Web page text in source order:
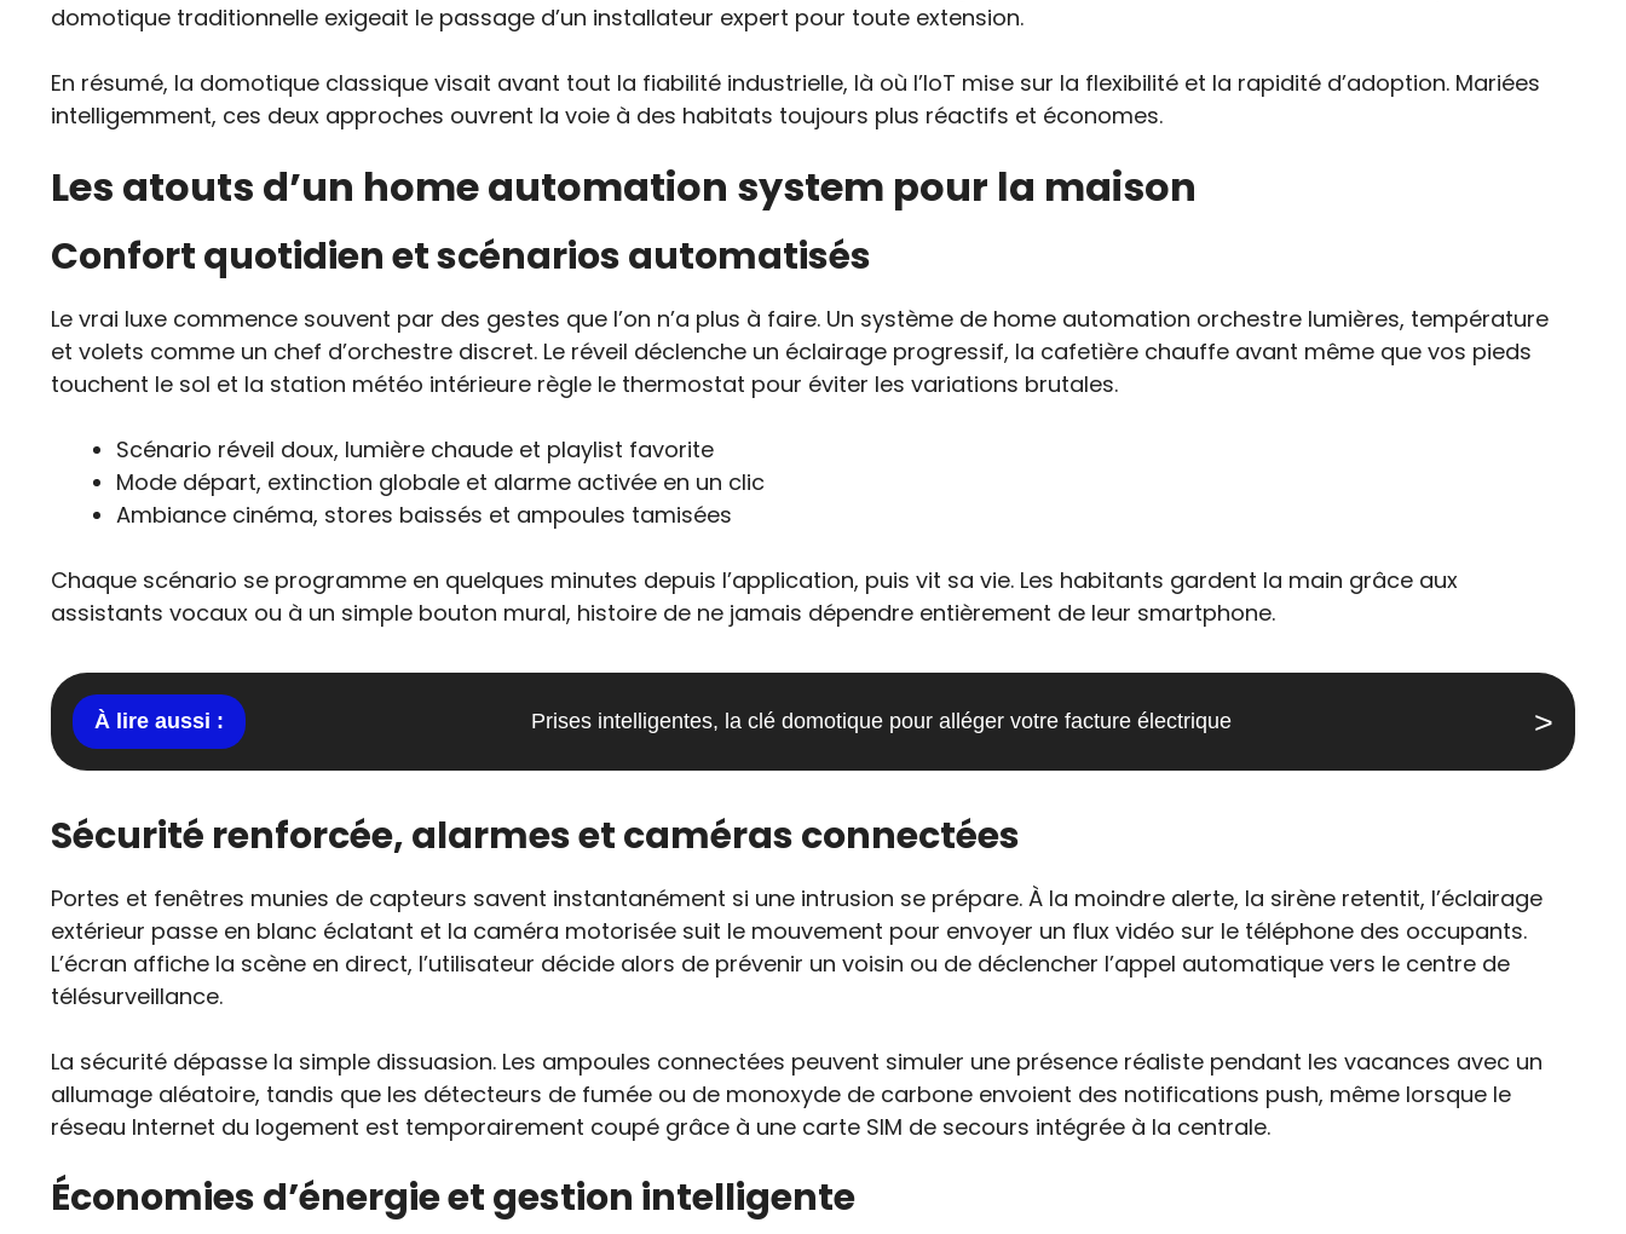
domotique traditionnelle exigeait le passage d’un installateur expert pour toute extension.
En résumé, la domotique classique visait avant tout la fiabilité industrielle, là où l’IoT mise sur la flexibilité et la rapidité d’adoption. Mariées
intelligemment, ces deux approches ouvrent la voie à des habitats toujours plus réactifs et économes.
Les atouts d’un home automation system pour la maison
Confort quotidien et scénarios automatisés
Le vrai luxe commence souvent par des gestes que l’on n’a plus à faire. Un système de home automation orchestre lumières, température
et volets comme un chef d’orchestre discret. Le réveil déclenche un éclairage progressif, la cafetière chauffe avant même que vos pieds
touchent le sol et la station météo intérieure règle le thermostat pour éviter les variations brutales.
Scénario réveil doux, lumière chaude et playlist favorite
Mode départ, extinction globale et alarme activée en un clic
Ambiance cinéma, stores baissés et ampoules tamisées
Chaque scénario se programme en quelques minutes depuis l’application, puis vit sa vie. Les habitants gardent la main grâce aux
assistants vocaux ou à un simple bouton mural, histoire de ne jamais dépendre entièrement de leur smartphone.
Prises intelligentes, la clé domotique pour alléger votre facture électrique
Sécurité renforcée, alarmes et caméras connectées
Portes et fenêtres munies de capteurs savent instantanément si une intrusion se prépare. À la moindre alerte, la sirène retentit, l’éclairage
extérieur passe en blanc éclatant et la caméra motorisée suit le mouvement pour envoyer un flux vidéo sur le téléphone des occupants.
L’écran affiche la scène en direct, l’utilisateur décide alors de prévenir un voisin ou de déclencher l’appel automatique vers le centre de
télésurveillance.
La sécurité dépasse la simple dissuasion. Les ampoules connectées peuvent simuler une présence réaliste pendant les vacances avec un
allumage aléatoire, tandis que les détecteurs de fumée ou de monoxyde de carbone envoient des notifications push, même lorsque le
réseau Internet du logement est temporairement coupé grâce à une carte SIM de secours intégrée à la centrale.
Économies d’énergie et gestion intelligente